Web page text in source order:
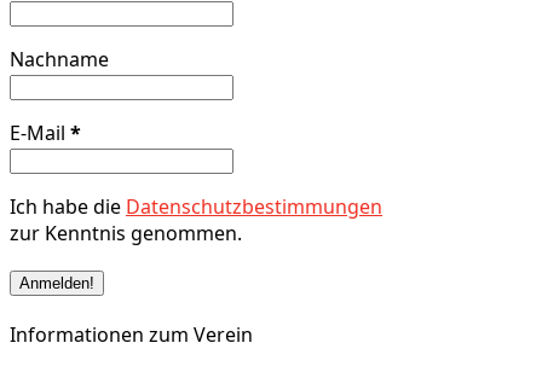
Nachname
E-Mail *
Ich habe die Datenschutzbestimmungen
zur Kenntnis genommen.
Informationen zum Verein